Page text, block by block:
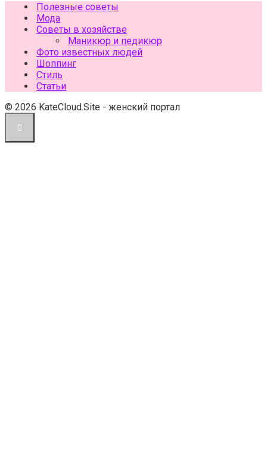
Полезные советы
Мода
Советы в хозяйстве
Маникюр и педикюр
Фото известных людей
Шоппинг
Стиль
Статьи
© 2026 KateCloud.Site - женский портал